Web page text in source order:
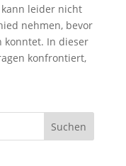
leider nicht
nehmen, bevor
konntet. In dieser
konfrontiert,